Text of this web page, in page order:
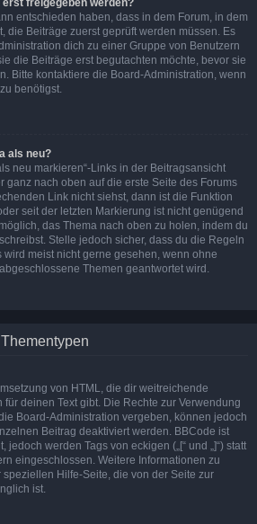
freigegeben werden?
entschieden haben, dass in dem Forum, in dem
die Beiträge zuerst geprüft werden müssen. Es
dich zu einer Gruppe von Benutzern
die Beiträge erst begutachten möchte, bevor sie
Bitte kontaktiere die Board-Administration, wenn
benötigst.
als neu?
neu markieren“-Links in der Beitragsansicht
ganz nach oben auf die erste Seite des Forums
Link nicht siehst, dann ist die Funktion
seit der letzten Markierung ist nicht genügend
das Thema nach oben zu holen, indem du
Stelle jedoch sicher, dass du die Regeln
wird meist nicht gerne gesehen, wenn ohne
Themen geantwortet wird.
von HTML, die dir weitreichende
deinen Text gibt. Die Rechte zur Verwendung
Board-Administration vergeben, können jedoch
Beitrag deaktiviert werden. BBCode ist
werden Tags von eckigen („[“ und „]“) statt
eingeschlossen. Weitere Informationen zu
speziellen Hilfe-Seite, die von der Seite zur
ist.